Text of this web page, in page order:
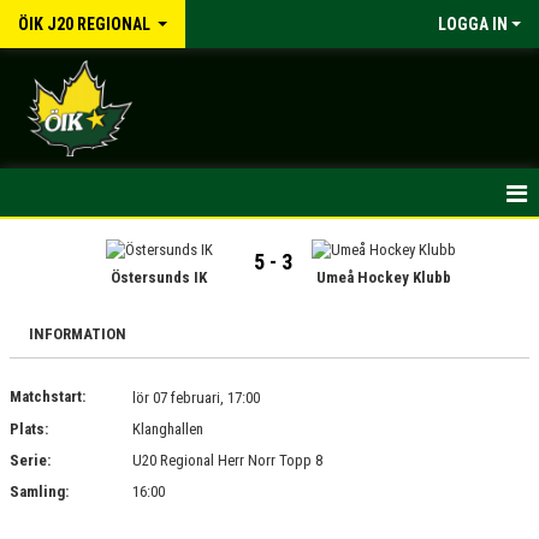
ÖIK J20 REGIONAL LOGGA IN
INFORMATION
KALENDER
MATCHER
TRUPPEN
Östersunds IK
5 - 3
Umeå Hockey Klubb
INFORMATION
Matchstart:
lör 07 februari, 17:00
Plats:
Klanghallen
Serie:
U20 Regional Herr Norr Topp 8
Samling:
16:00